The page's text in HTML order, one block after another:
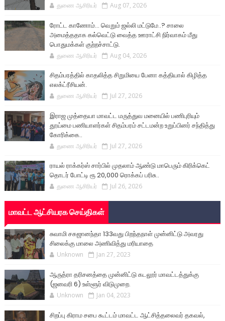
துணை ஆசிரியர் Aug 07, 2026
ரோட்ட காணோம்... வெறும் ஜல்லி மட்டுமே..? சாலை
அமைத்ததாக கல்வெட்டு வைத்த ஊராட்சி நிர்வாகம் மீது
பொதுமக்கள் குற்றச்சாட்டு.
துணை ஆசிரியர் Aug 04, 2026
சிதம்பரத்தில் காதலித்த சிறுமியை பேனா கத்தியால் கிழித்த
எலக்ட்ரீசியன்.
துணை ஆசிரியர் Jul 27, 2026
இராஜ முத்தையா மாவட்ட மருத்துவ மனையில் பணிபுரியும்
தூய்மை பணியாளர்கள் சிதம்பரம் சட்டமன்ற உறுப்பினர் சந்தித்து
கோரிக்கை..
துணை ஆசிரியர் Jul 27, 2026
ராயல் ராக்கர்ஸ் சார்பில் முதலாம் ஆண்டு மாபெரும் கிரிக்கெட்
தொடர் போட்டி ரூ 20,000 ரொக்கப் பரிசு..
துணை ஆசிரியர் Jul 26, 2026
மாவட்ட ஆட்சியரக செய்திகள்
சுவாமி சகஜானந்தா 133வது பிறந்தநாள் முன்னிட்டு அவரது
சிலைக்கு மாலை அணிவித்து மரியாதை
Unknown Jan 27, 2023
ஆருத்ரா தரிசனத்தை முன்னிட்டு கடலூர் மாவட்டத்துக்கு
(ஜனவரி 6) உள்ளூர் விடுமுறை.
Unknown Jan 04, 2023
சிறப்பு கிராம சபை கூட்டம் மாவட்ட ஆட்சித்தலைவர் தகவல்,